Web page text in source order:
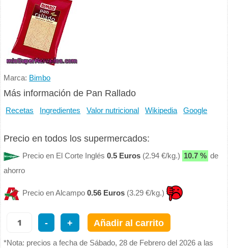
Marca: Bimbo
Más información de Pan Rallado
Recetas Ingredientes Valor nutricional Wikipedia Google
Precio en todos los supermercados:
Precio en El Corte Inglés0.5 Euros (2.94 €/kg.) 10.7 % de
ahorro
Precio en Alcampo0.56 Euros (3.29 €/kg.)
- + Añadir al carrito
*Nota: precios a fecha de Sábado, 28 de Febrero del 2026 a las